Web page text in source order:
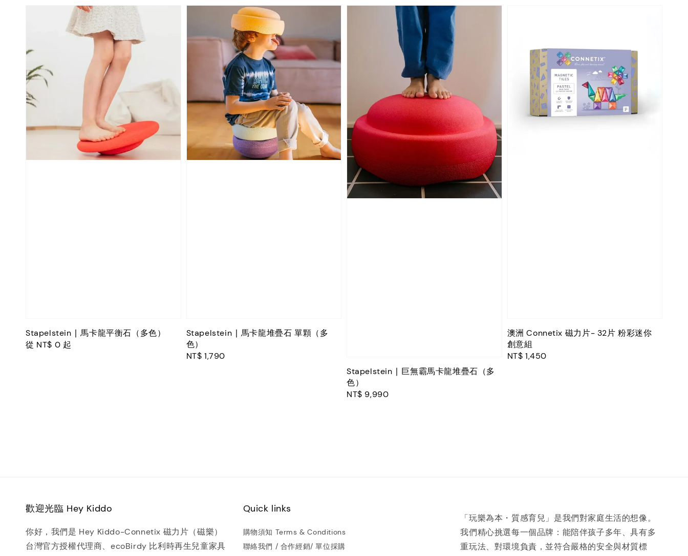
Stapelstein ∣ 馬卡龍平衡石（多色）
Regular
從 NT$ 0 起
Stapelstein ∣ 馬卡龍堆疊石 單顆（多
色）
Regular
NT$ 1,790
Stapelstein ∣ 巨無霸馬卡龍堆疊石（多
色）
Regular
NT$ 9,990
澳洲 Connetix 磁力片- 32片 粉彩迷你
創意組
Regular
NT$ 1,450
歡迎光臨 Hey Kiddo
你好，我們是 Hey Kiddo-Connetix 磁力片（磁樂）
台灣官方授權代理商、ecoBirdy 比利時再生兒童家具
Quick links
購物須知 Terms & Conditions
聯絡我們 / 合作經銷/ 單位採購
「玩樂為本・質感育兒」是我們對家庭生活的想像。
我們精心挑選每一個品牌：能陪伴孩子多年、具有多
重玩法、對環境負責，並符合嚴格的安全與材質標